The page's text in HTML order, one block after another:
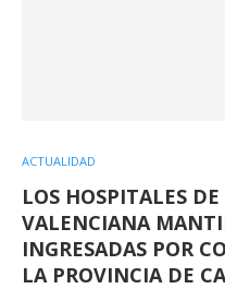
ACTUALIDAD
LOS HOSPITALES
VALENCIANA
INGRESADAS POR
LA PROVINCIA DE